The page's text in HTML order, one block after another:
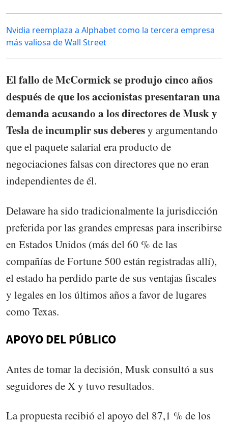
Nvidia reemplaza a Alphabet como la tercera empresa
más valiosa de Wall Street
El fallo de McCormick se produjo cinco años
después de que los accionistas presentaran una
demanda acusando a los directores de Musk y
Tesla de incumplir sus deberesy argumentando
que el paquete salarial era producto de
negociaciones falsas con directores que no eran
independientes de él.
Delaware ha sido tradicionalmente la jurisdicción
preferida por las grandes empresas para inscribirse
en Estados Unidos (más del 60 % de las
compañías de Fortune 500 están registradas allí),
el estado ha perdido parte de sus ventajas fiscales
y legales en los últimos años a favor de lugares
como Texas.
APOYO DEL PÚBLICO
Antes de tomar la decisión, Musk consultó a sus
seguidores de X y tuvo resultados.
La propuesta recibió el apoyo del 87,1 % de los